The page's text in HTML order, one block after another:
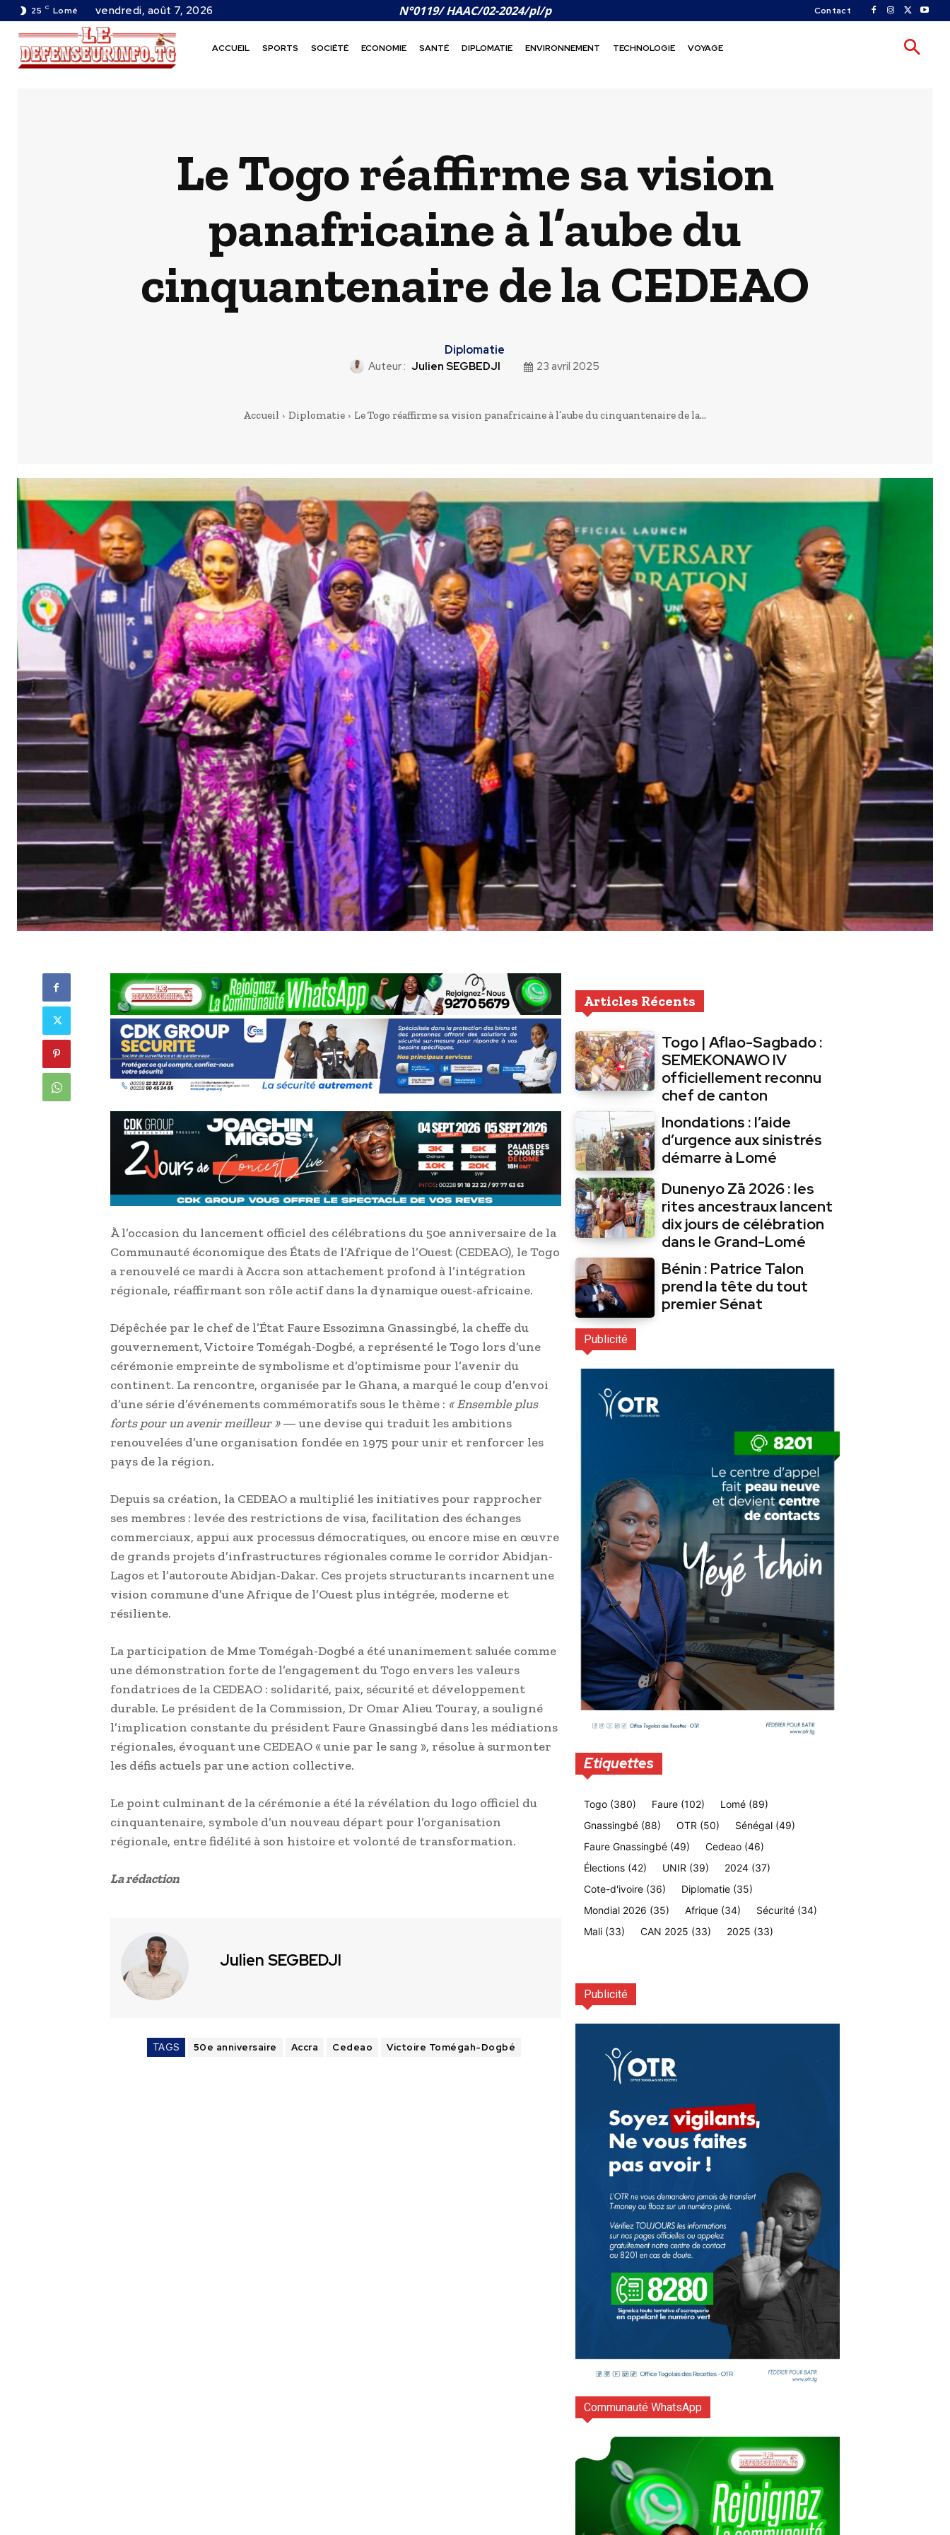
25 C Lomé vendredi, août 7, 2026 N°0119/ HAAC/02-2024/pl/p Contact
ACCUEIL SPORTS SOCIÉTÉ ECONOMIE SANTÉ DIPLOMATIE ENVIRONNEMENT TECHNOLOGIE VOYAGE
Le Togo réaffirme sa vision
panafricaine à l’aube du
cinquantenaire de la CEDEAO
Diplomatie
Auteur : Julien SEGBEDJI 23 avril 2025
Accueil Diplomatie Le Togo réaffirme sa vision panafricaine à l’aube du cinquantenaire de la...
À l’occasion du lancement officiel des célébrations du 50e anniversaire de la
Communauté économique des États de l’Afrique de l’Ouest (CEDEAO), le Togo
a renouvelé ce mardi à Accra son attachement profond à l’intégration
régionale, réaffirmant son rôle actif dans la dynamique ouest-africaine.
Dépêchée par le chef de l’État Faure Essozimna Gnassingbé, la cheffe du
gouvernement, Victoire Tomégah-Dogbé, a représenté le Togo lors d’une
cérémonie empreinte de symbolisme et d’optimisme pour l’avenir du
continent. La rencontre, organisée par le Ghana, a marqué le coup d’envoi
d’une série d’événements commémoratifs sous le thème : « Ensemble plus
forts pour un avenir meilleur »— une devise qui traduit les ambitions
renouvelées d’une organisation fondée en 1975 pour unir et renforcer les
pays de la région.
Depuis sa création, la CEDEAO a multiplié les initiatives pour rapprocher
ses membres : levée des restrictions de visa, facilitation des échanges
commerciaux, appui aux processus démocratiques, ou encore mise en œuvre
de grands projets d’infrastructures régionales comme le corridor Abidjan-
Lagos et l’autoroute Abidjan-Dakar. Ces projets structurants incarnent une
vision commune d’une Afrique de l’Ouest plus intégrée, moderne et
résiliente.
La participation de Mme Tomégah-Dogbé a été unanimement saluée comme
une démonstration forte de l’engagement du Togo envers les valeurs
fondatrices de la CEDEAO : solidarité, paix, sécurité et développement
durable. Le président de la Commission, Dr Omar Alieu Touray, a souligné
l’implication constante du président Faure Gnassingbé dans les médiations
régionales, évoquant une CEDEAO « unie par le sang », résolue à surmonter
les défis actuels par une action collective.
Le point culminant de la cérémonie a été la révélation du logo officiel du
cinquantenaire, symbole d’un nouveau départ pour l’organisation
régionale, entre fidélité à son histoire et volonté de transformation.
La rédaction
Julien SEGBEDJI
TAGS 50e anniversaire Accra Cedeao Victoire Tomégah-Dogbé
Articles Récents
Togo | Aflao-Sagbado :
SEMEKONAWO IV
officiellement reconnu
chef de canton
Inondations : l’aide
d’urgence aux sinistrés
démarre à Lomé
Dunenyo Zā 2026 : les
rites ancestraux lancent
dix jours de célébration
dans le Grand-Lomé
Bénin : Patrice Talon
prend la tête du tout
premier Sénat
Publicité
Etiquettes
Togo (380) Faure (102) Lomé (89)
Gnassingbé (88) OTR (50) Sénégal (49)
Faure Gnassingbé (49) Cedeao (46)
Élections (42) UNIR (39) 2024 (37)
Cote-d'ivoire (36) Diplomatie (35)
Mondial 2026 (35) Afrique (34) Sécurité (34)
Mali (33) CAN 2025 (33) 2025 (33)
Publicité
Communauté WhatsApp